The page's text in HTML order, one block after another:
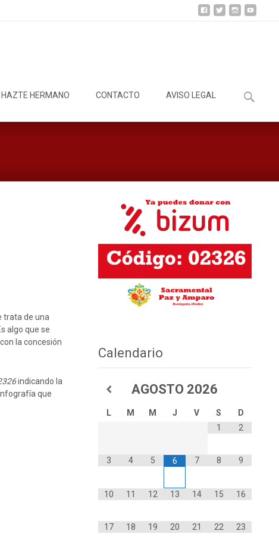
HAZTE HERMANO CONTACTO AVISO LEGAL Buscar:
trata de una
algo que se
la concesión
indicando la
que
Calendario
AGOSTO 2026
L M M J V S
D
1
2
3 4 5 6 7 8 9
10 11 12 13 14 15 16
17 18 19 20 21 22 23